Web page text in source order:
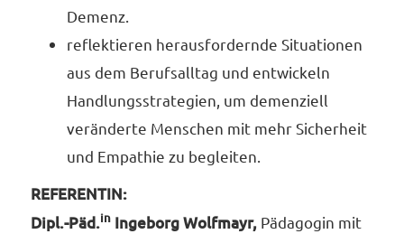
Demenz.
reflektieren herausfordernde Situationen
aus dem Berufsalltag und entwickeln
Handlungsstrategien, um demenziell
veränderte Menschen mit mehr Sicherheit
und Empathie zu begleiten.
REFERENTIN:
Dipl.-Päd.in Ingeborg Wolfmayr, Pädagogin mit